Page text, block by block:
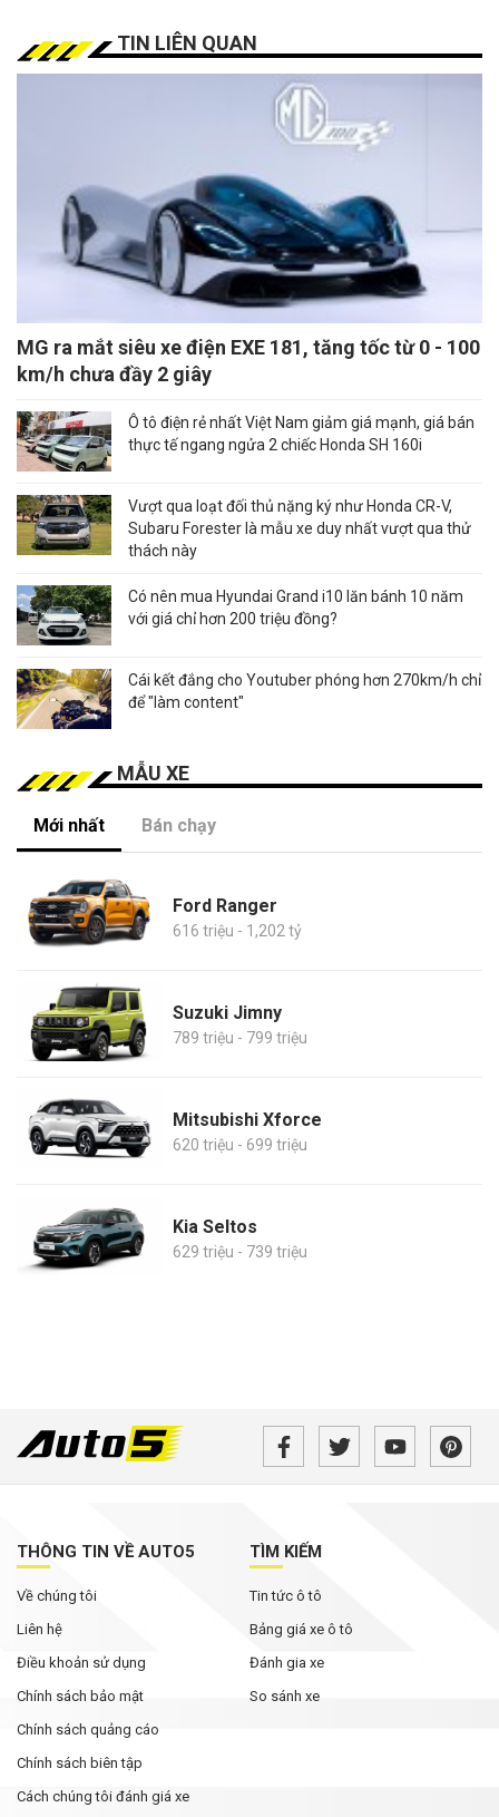
TIN LIÊN QUAN
MG ra mắt siêu xe điện EXE 181, tăng tốc từ 0 - 100
km/h chưa đầy 2 giây
Ô tô điện rẻ nhất Việt Nam giảm giá mạnh, giá bán
thực tế ngang ngửa 2 chiếc Honda SH 160i
Vượt qua loạt đối thủ nặng ký như Honda CR-V,
Subaru Forester là mẫu xe duy nhất vượt qua thử
thách này
Có nên mua Hyundai Grand i10 lăn bánh 10 năm
với giá chỉ hơn 200 triệu đồng?
Cái kết đắng cho Youtuber phóng hơn 270km/h chỉ
để "làm content"
MẪU XE
Mới nhất Bán chạy
Ford Ranger
616 triệu - 1,202 tỷ
Suzuki Jimny
789 triệu - 799 triệu
Mitsubishi Xforce
620 triệu - 699 triệu
Kia Seltos
629 triệu - 739 triệu
THÔNG TIN VỀ AUTO5
Về chúng tôi
Liên hệ
Điều khoản sử dụng
Chính sách bảo mật
Chính sách quảng cáo
Chính sách biên tập
Cách chúng tôi đánh giá xe
TÌM KIẾM
Tin tức ô tô
Bảng giá xe ô tô
Đánh gia xe
So sánh xe